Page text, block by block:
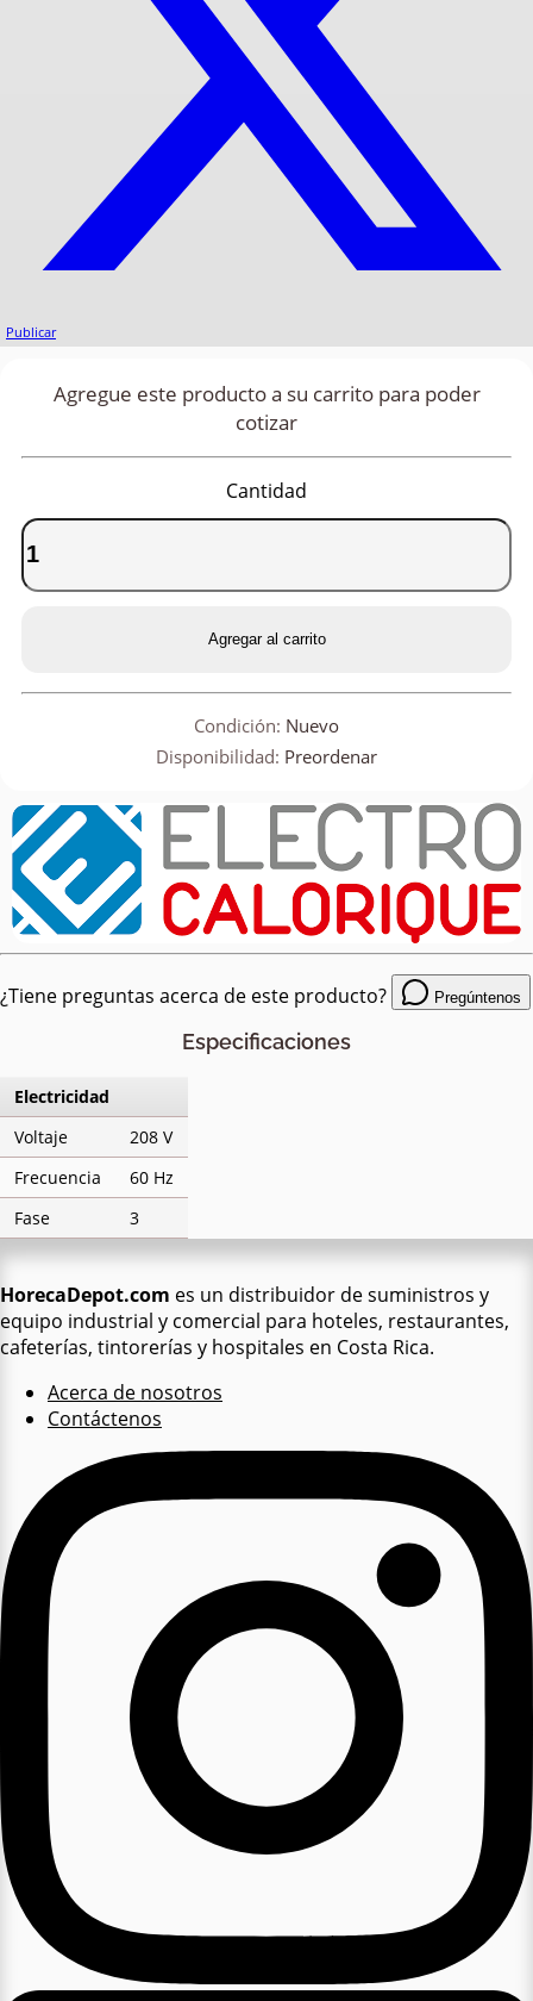
Publicar
Agregue este producto a su carrito para poder
cotizar
Cantidad
Agregar al carrito
Condición: Nuevo
Disponibilidad: Preordenar
¿Tiene preguntas acerca de este producto? Pregúntenos
Especificaciones
Electricidad
Voltaje
208 V
Frecuencia
60 Hz
Fase
3
HorecaDepot.com es un distribuidor de suministros y
equipo industrial y comercial para hoteles, restaurantes,
cafeterías, tintorerías y hospitales en Costa Rica.
Acerca de nosotros
Contáctenos